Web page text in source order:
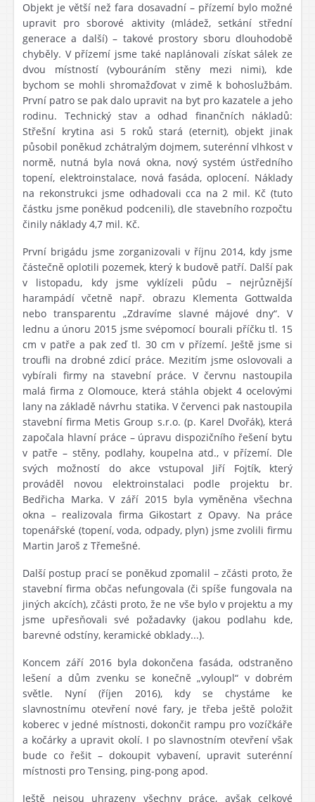
Objekt je větší než fara dosavadní – přízemí bylo možné
upravit pro sborové aktivity (mládež, setkání střední
generace a další) – takové prostory sboru dlouhodobě
chyběly. V přízemí jsme také naplánovali získat sálek ze
dvou místností (vybouráním stěny mezi nimi), kde
bychom se mohli shromažďovat v zimě k bohoslužbám.
První patro se pak dalo upravit na byt pro kazatele a jeho
rodinu. Technický stav a odhad finančních nákladů:
Střešní krytina asi 5 roků stará (eternit), objekt jinak
působil poněkud zchátralým dojmem, suterénní vlhkost v
normě, nutná byla nová okna, nový systém ústředního
topení, elektroinstalace, nová fasáda, oplocení. Náklady
na rekonstrukci jsme odhadovali cca na 2 mil. Kč (tuto
částku jsme poněkud podcenili), dle stavebního rozpočtu
činily náklady 4,7 mil. Kč.
První brigádu jsme zorganizovali v říjnu 2014, kdy jsme
částečně oplotili pozemek, který k budově patří. Další pak
v listopadu, kdy jsme vyklízeli půdu – nejrůznější
harampádí včetně např. obrazu Klementa Gottwalda
nebo transparentu „Zdravíme slavné májové dny“. V
lednu a únoru 2015 jsme svépomocí bourali příčku tl. 15
cm v patře a pak zeď tl. 30 cm v přízemí. Ještě jsme si
troufli na drobné zdicí práce. Mezitím jsme oslovovali a
vybírali firmy na stavební práce. V červnu nastoupila
malá firma z Olomouce, která stáhla objekt 4 ocelovými
lany na základě návrhu statika. V červenci pak nastoupila
stavební firma Metis Group s.r.o. (p. Karel Dvořák), která
započala hlavní práce – úpravu dispozičního řešení bytu
v patře – stěny, podlahy, koupelna atd., v přízemí. Dle
svých možností do akce vstupoval Jiří Fojtík, který
prováděl novou elektroinstalaci podle projektu br.
Bedřicha Marka. V září 2015 byla vyměněna všechna
okna – realizovala firma Gikostart z Opavy. Na práce
topenářské (topení, voda, odpady, plyn) jsme zvolili firmu
Martin Jaroš z Třemešné.
Další postup prací se poněkud zpomalil – zčásti proto, že
stavební firma občas nefungovala (či spíše fungovala na
jiných akcích), zčásti proto, že ne vše bylo v projektu a my
jsme upřesňovali své požadavky (jakou podlahu kde,
barevné odstíny, keramické obklady...).
Koncem září 2016 byla dokončena fasáda, odstraněno
lešení a dům zvenku se konečně „vyloupl“ v dobrém
světle. Nyní (říjen 2016), kdy se chystáme ke
slavnostnímu otevření nové fary, je třeba ještě položit
koberec v jedné místnosti, dokončit rampu pro vozíčkáře
a kočárky a upravit okolí. I po slavnostním otevření však
bude co řešit – dokoupit vybavení, upravit suterénní
místnosti pro Tensing, ping-pong apod.
Ještě nejsou uhrazeny všechny práce, avšak celkové